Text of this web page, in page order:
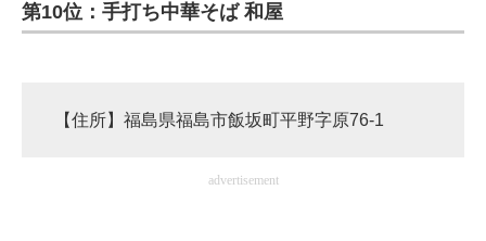
ITの今と未来を見通す
進化するPCとデバイスの未来
第10位：手打ち中華そば 和屋
【住所】福島県福島市飯坂町平野字原76-1
advertisement